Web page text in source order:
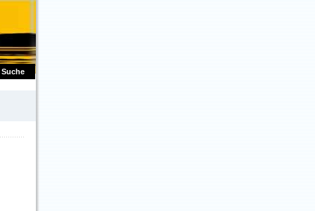
Suche